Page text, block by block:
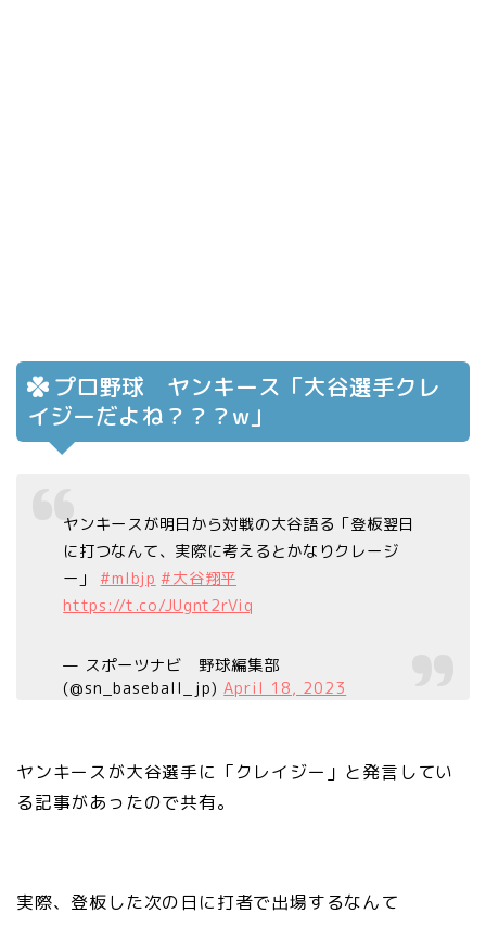
プロ野球 ヤンキース「大谷選手クレ
イジーだよね？？？w」
ヤンキースが明日から対戦の大谷語る「登板翌日
に打つなんて、実際に考えるとかなりクレージ
ー」 #mlbjp #大谷翔平
https://t.co/JUgnt2rViq
— スポーツナビ 野球編集部
(@sn_baseball_jp)April 18, 2023
ヤンキースが大谷選手に「クレイジー」と発言してい
る記事があったので共有。
実際、登板した次の日に打者で出場するなんて